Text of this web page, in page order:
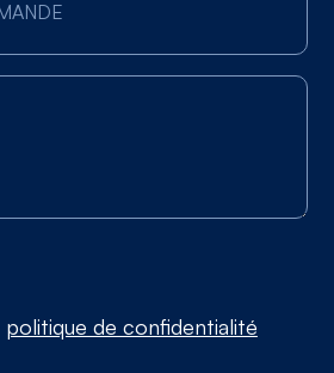
politique de confidentialité